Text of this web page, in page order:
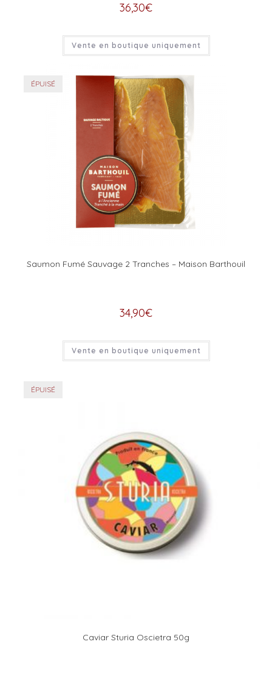
36,30€
Vente en boutique uniquement
ÉPUISÉ
Saumon Fumé Sauvage 2 Tranches – Maison Barthouil
34,90€
Vente en boutique uniquement
ÉPUISÉ
Caviar Sturia Oscietra 50g